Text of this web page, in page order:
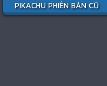
PIKACHU PHIÊN BẢN CŨ